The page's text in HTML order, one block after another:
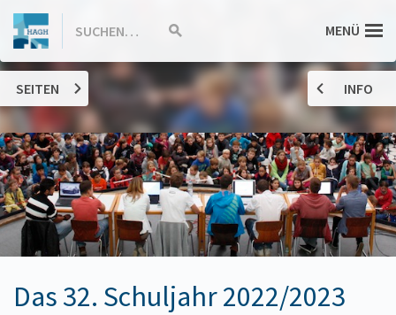
INHALT
Hannah-
Arendt-
Gymnasium
Haßloch
SUCHEN…
Suche
MENÜ
SEITEN
Das 32. Schuljahr 2022/2023
INFO